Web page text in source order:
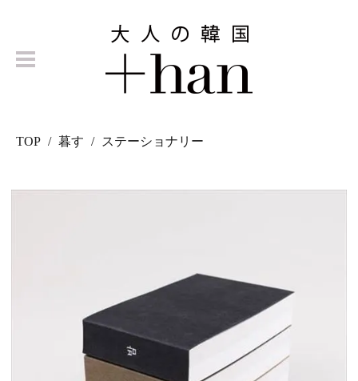
TOP 暮す ステーショナリー